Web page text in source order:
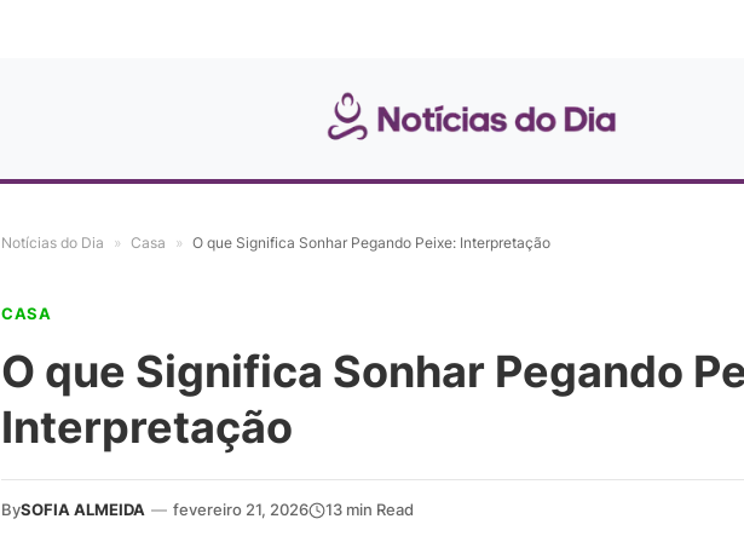
Notícias do Dia » Casa » O que Significa Sonhar Pegando Peixe: Interpretação
CASA
O que Significa Sonhar Pegando
Interpretação
BySOFIA ALMEIDA — fevereiro 21, 2026 13 min Read